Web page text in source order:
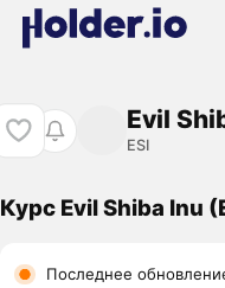
Evil
ESI
Курс Evil Shiba Inu
Последнее